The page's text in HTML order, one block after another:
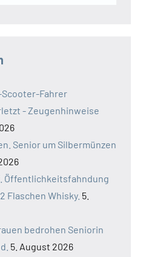
Scooter-Fahrer
- Zeugenhinweise
Senior um Silbermünzen
Öffentlichkeitsfahndung
Flaschen Whisky. 5.
bedrohen Seniorin
5. August 2026